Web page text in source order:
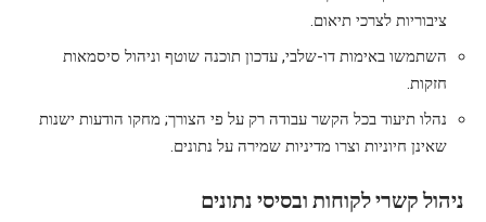
ציבוריות לצרכי תיאום.
השתמשו באימות דו-שלבי, עדכון תוכנה שוטף וניהול סיסמאות
חזקות.
נהלו תיעוד בכל הקשר עבודה רק על פי הצורך; מחקו הודעות ישנות
שאינן חיוניות וצרו מדיניות שמירה על נתונים.
ניהול קשרי לקוחות ובסיסי נתונים